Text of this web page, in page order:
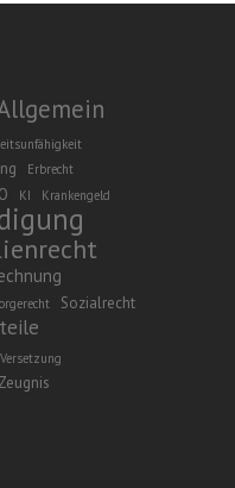
Erbrecht
KI
Krankengeld
Sozialrecht
Versetzung
Zeugnis